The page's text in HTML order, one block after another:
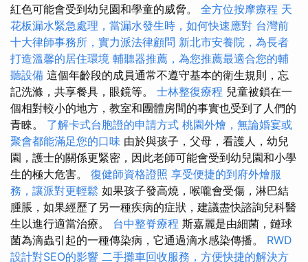
紅色可能會受到幼兒園和學童的威脅。 全方位按摩療程 天
花板漏水緊急處理，當漏水發生時，如何快速應對 台灣前
十大律師事務所，實力派法律顧問 新北市安養院，為長者
打造溫馨的居住環境 輔聽器推薦，為您推薦最適合您的輔
聽設備 這個年齡段的成員通常不遵守基本的衛生規則，忘
記洗滌，共享餐具，眼鏡等。 士林整復療程 兒童被鎖在一
個相對較小的地方，教室和團體房間的事實也受到了人們的
青睞。 了解卡式台胞證的申請方式 桃園外燴，無論婚宴或
聚會都能滿足您的口味 由於與孩子，父母，看護人，幼兒
園，護士的關係更緊密，因此老師可能會受到幼兒園和小學
生的極大危害。 復健師資格證照 享受便捷的到府外燴服
務，讓派對更輕鬆 如果孩子發高燒，喉嚨會受傷，淋巴結
腫脹，如果經歷了另一種疾病的症狀，建議盡快諮詢兒科醫
生以進行適當治療。 台中整脊療程 斯嘉麗是由細菌，鏈球
菌為滴蟲引起的一種傳染病，它通過滴水感染傳播。 RWD
設計對SEO的影響 二手攤車回收服務，方便快捷的解決方